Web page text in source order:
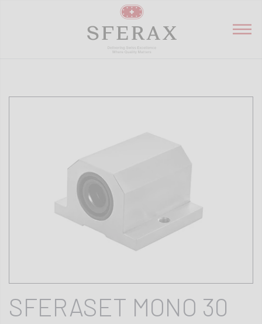
SFERASET MONO 30